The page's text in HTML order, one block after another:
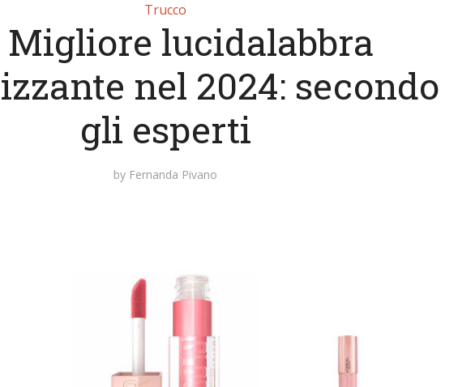
Trucco
Migliore lucidalabbra
nel 2024: secondo
gli esperti
by Fernanda Pivano